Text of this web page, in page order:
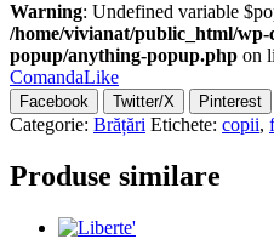
Warning: Undefined variable
/home/vivianat/public_html/
popup/anything-popup.php on
ComandaLike
Facebook Twitter/X Pinterest
Categorie: Brățări Etichete: copii,
Produse similare